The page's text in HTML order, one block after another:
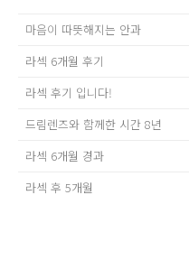
마음이 따뜻해지는 안과
라섹 6개월 후기
라섹 후기 입니다!
드림렌즈와 함께한 시간 8년
라섹 6개월 경과
라섹 후 5개월